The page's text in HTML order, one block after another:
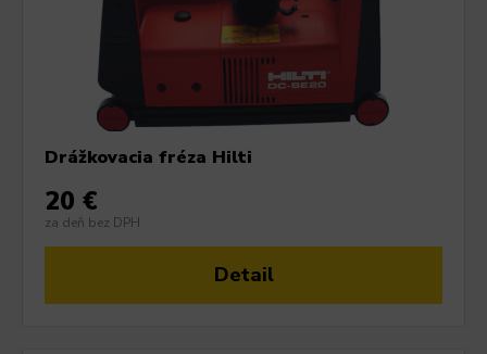
Drážkovacia fréza Hilti
20 €
za deň bez DPH
Detail